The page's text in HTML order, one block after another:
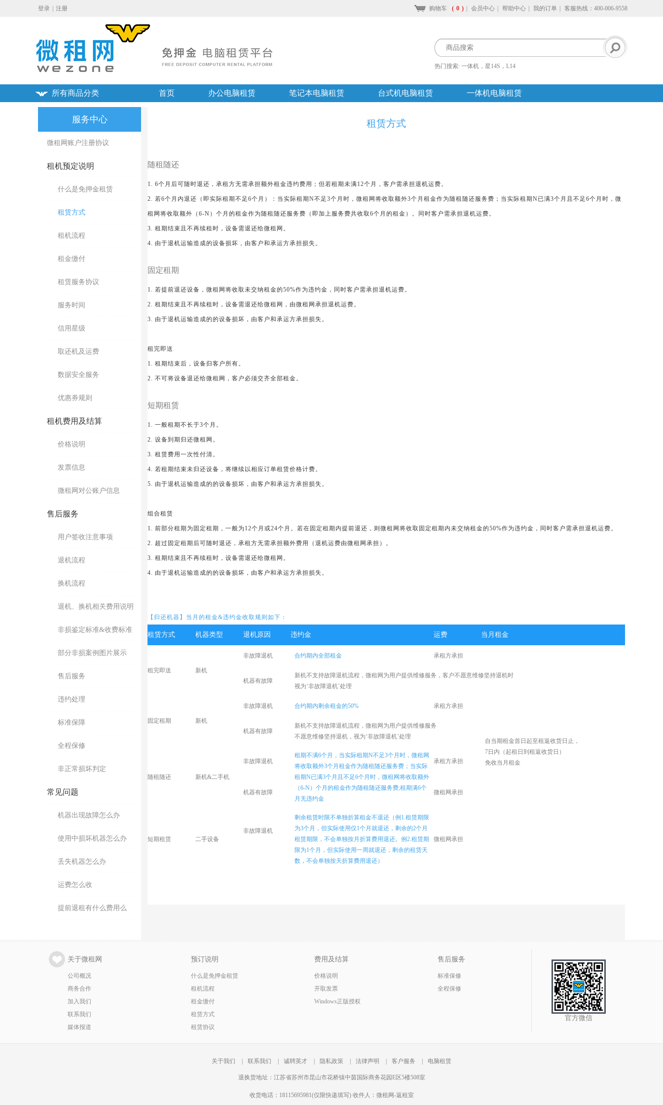
登录 注册 购物车 ( 0 ) 会员中心 帮助中心 我的订单 客服热线：400-006-9558
热门搜索: 一体机，星14S，L14
首页 办公电脑租赁 笔记本电脑租赁 台式机电脑租赁 一体机电脑租赁
所有商品分类
服务中心
微租网账户注册协议
租机预定说明
什么是免押金租赁
租赁方式
租机流程
租金缴付
租赁服务协议
服务时间
信用星级
取还机及运费
数据安全服务
优惠券规则
租机费用及结算
价格说明
发票信息
微租网对公账户信息
售后服务
用户签收注意事项
退机流程
换机流程
退机、换机相关费用说明
非损鉴定标准&收费标准
部分非损案例图片展示
售后服务
违约处理
标准保障
全程保修
非正常损坏判定
常见问题
机器出现故障怎么办
使用中损坏机器怎么办
丢失机器怎么办
运费怎么收
提前退租有什么费用么
租赁方式
随租随还
1. 6个月后可随时退还，承租方无需承担额外租金违约费用；但若租期未满12个月，客户需承担退机运费。
2. 若6个月内退还（即实际租期不足6个月）：当实际租期N不足3个月时，微租网将收取额外3个月租金作为随租随还服务费；当实际租期N已满3个月且不足6个月时，微
租网将收取额外（6-N）个月的租金作为随租随还服务费（即加上服务费共收取6个月的租金）。同时客户需承担退机运费。
3. 租期结束且不再续租时，设备需退还给微租网。
4. 由于退机运输造成的设备损坏，由客户和承运方承担损失。
固定租期
1. 若提前退还设备，微租网将收取未交纳租金的50%作为违约金，同时客户需承担退机运费。
2. 租期结束且不再续租时，设备需退还给微租网，由微租网承担退机运费。
3. 由于退机运输造成的的设备损坏，由客户和承运方承担损失。
租完即送
1. 租期结束后，设备归客户所有。
2. 不可将设备退还给微租网，客户必须交齐全部租金。
短期租赁
1. 一般租期不长于3个月。
2. 设备到期归还微租网。
3. 租赁费用一次性付清。
4. 若租期结束未归还设备，将继续以相应订单租赁价格计费。
5. 由于退机运输造成的的设备损坏，由客户和承运方承担损失。
组合租赁
1. 前部分租期为固定租期，一般为12个月或24个月。若在固定租期内提前退还，则微租网将收取固定租期内未交纳租金的50%作为违约金，同时客户需承担退机运费。
2. 超过固定租期后可随时退还，承租方无需承担额外费用（退机运费由微租网承担）。
3. 租期结束且不再续租时，设备需退还给微租网。
4. 由于退机运输造成的的设备损坏，由客户和承运方承担损失。
【归还机器】当月的租金&违约金收取规则如下：
租赁方式 机器类型 退机原因 违约金 运费 当月租金
租完即送 新机
非故障退机 合约期内全部租金 承租方承担
机器有故障
新机不支持故障退机流程，微租网为用户提供维修服务，客户不愿意维修坚持退机时
视为‘非故障退机’处理
固定租期 新机
非故障退机 合约期内剩余租金的50% 承租方承担
自当期租金首日起至租返收货日止，
7日内（起租日到租返收货日）
免收当月租金
机器有故障
新机不支持故障退机流程， 微租网 为用户提供维修服务
不愿意维修坚持退机，视为‘非故障退机’处理
随租随还 新机&二手机
非故障退机
租期不满6个月，当实际租期N不足3个月时， 微租网
将收取额外3个月租金作为随租随还服务费；当实际
租期N已满3个月且不足6个月时， 微租网将收取额外
（6-N）个月的租金作为随租随还服务费;租期满6个
月无违约金
承租方承担
机器有故障 微租网承担
短期租赁 二手设备
非故障退机
剩余租赁时限不单独折算租金不退还（例1.租赁期限
为3个月，但实际使用仅1个月就退还，剩余的2个月
租赁期限，不会单独按月折算费用退还。例2.租赁期
限为1个月，但实际使用一周就退还，剩余的租赁天
数，不会单独按天折算费用退还）
微租网承担
关于微租网
公司概况
商务合作
加入我们
联系我们
媒体报道
预订说明
什么是免押金租赁
租机流程
租金缴付
租赁方式
租赁协议
费用及结算
价格说明
开取发票
Windows正版授权
售后服务
标准保修
全程保修
官方微信
关于我们 联系我们 诚聘英才 隐私政策 法律声明 客户服务 电脑租赁
退换货地址：江苏省苏州市昆山市花桥镇中茵国际商务花园E区5楼508室
收货电话：18115695981(仅限快递填写) 收件人：微租网-返租室